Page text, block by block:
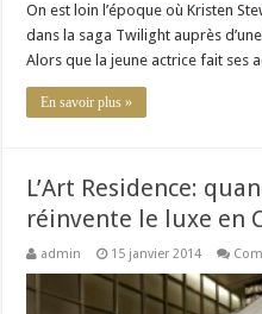
On est loin l’époque où Kristen
dans la saga Twilight auprès
Alors que la jeune actrice fait ses
En savoir plus »
L’Art Residence:
réinvente le luxe en
admin 15 janvier 2014